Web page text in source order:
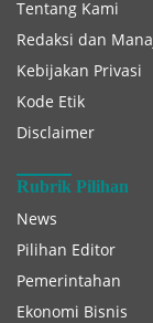
Tentang Kami
Redaksi dan
Kebijakan Privasi
Kode Etik
Disclaimer
Rubrik Pilihan
News
Pilihan Editor
Pemerintahan
Ekonomi Bisnis